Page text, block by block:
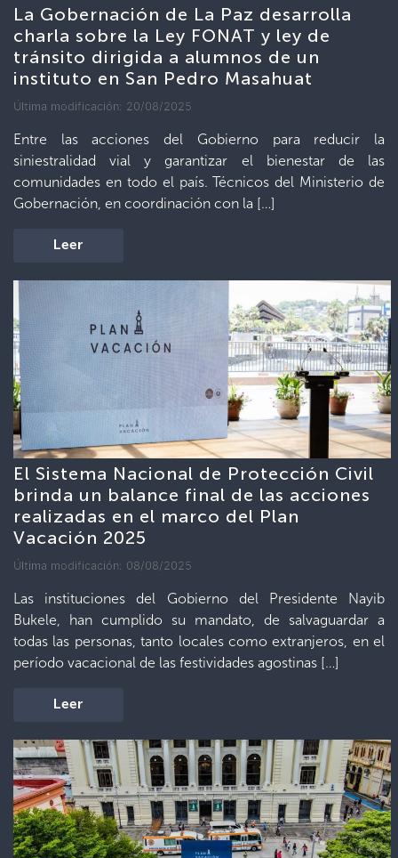
La Gobernación de La Paz desarrolla
charla sobre la Ley FONAT y ley de
tránsito dirigida a alumnos de un
instituto en San Pedro Masahuat
Última modificación: 20/08/2025
Entre las acciones del Gobierno para reducir la
siniestralidad vial y garantizar el bienestar de las
comunidades en todo el país. Técnicos del Ministerio de
Gobernación, en coordinación con la […]
Leer
El Sistema Nacional de Protección Civil
brinda un balance final de las acciones
realizadas en el marco del Plan
Vacación 2025
Última modificación: 08/08/2025
Las instituciones del Gobierno del Presidente Nayib
Bukele, han cumplido su mandato, de salvaguardar a
todas las personas, tanto locales como extranjeros, en el
período vacacional de las festividades agostinas […]
Leer